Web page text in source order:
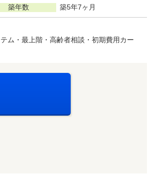
築年数 築5年7ヶ月
ム・最上階・高齢者相談・初期費用カー